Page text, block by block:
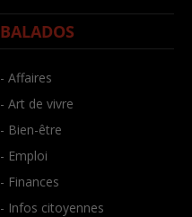
BALADOS
- Affaires
- Art de vivre
- Bien-être
- Emploi
- Finances
- Infos citoyennes